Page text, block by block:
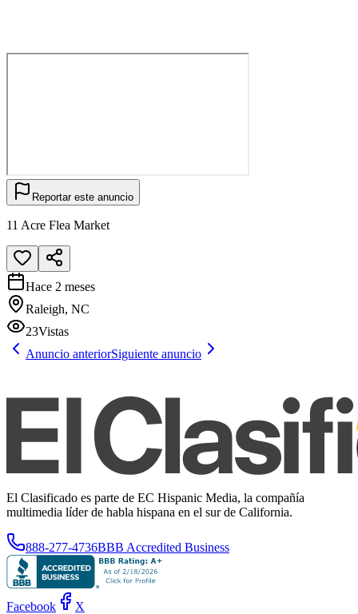
Reportar este anuncio
11 Acre Flea Market
Hace 2 meses
Raleigh, NC
23Vistas
Anuncio anteriorSiguiente anuncio
El Clasificado es parte de EC Hispanic Media, la compañía
multimedia líder de habla hispana en el sur de California.
888-277-4736BBB Accredited Business
Facebook X